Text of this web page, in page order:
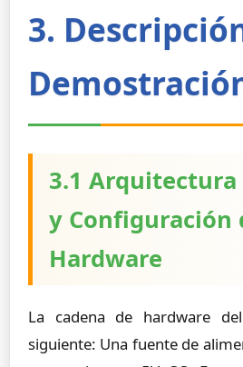
3.
3.1 Arquitectura
y Configuración
Hardware
La cadena de hardware
siguiente: Una fuente de